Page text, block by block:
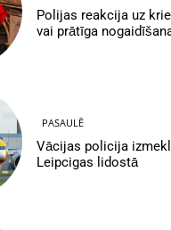
Polijas reakcija uz
vai prātīga
PASAULĒ
Vācijas policija
Leipcigas lidostā